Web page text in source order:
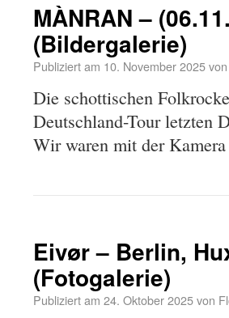
MÀNRAN –
(Bildergalerie)
Publiziert am 10. November 2025von
Die schottischen
Deutschland-Tour letzten
Wir waren mit der Kamera
Eivør – Berlin,
(Fotogalerie)
Publiziert am 24. Oktober 2025von